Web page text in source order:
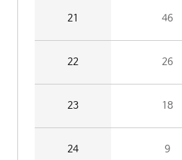
21 46
22 26
23 18
24 9